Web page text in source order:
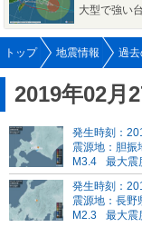
大型で強い
トップ 地震情報 過
2019年02月
発生時刻：
震源地：胆振
M3.4
最大震
発生時刻：
震源地：長野
M2.3
最大震